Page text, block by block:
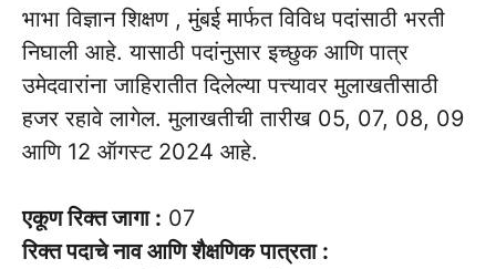
भाभा विज्ञान शिक्षण , मुंबई मार्फत विविध पदांसाठी भरती
निघाली आहे. यासाठी पदांनुसार इच्छुक आणि पात्र
उमेदवारांना जाहिरातीत दिलेल्या पत्त्यावर मुलाखतीसाठी
हजर रहावे लागेल. मुलाखतीची तारीख 05, 07, 08, 09
आणि 12 ऑगस्ट 2024 आहे.
एकूण रिक्त जागा : 07
रिक्त पदाचे नाव आणि शैक्षणिक पात्रता :